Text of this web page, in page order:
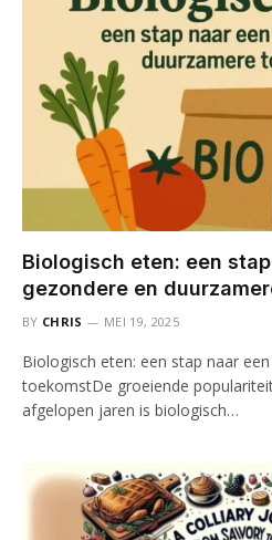
Biologisch eten: een
gezondere en
BY CHRIS MEI 19, 2025
Biologisch eten: een stap naar
toekomstDe groeiende
afgelopen jaren is biologisch…